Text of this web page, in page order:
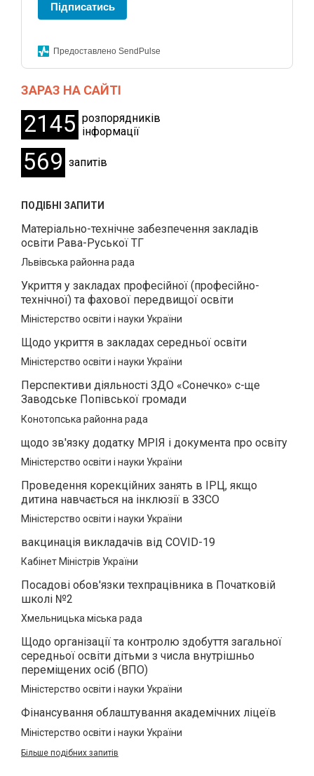
Підписатись
Предоставлено SendPulse
ЗАРАЗ НА САЙТІ
2145 розпорядників
інформації
569 запитів
ПОДІБНІ ЗАПИТИ
Матеріально-технічне забезпечення закладів
освіти Рава-Руської ТГ
Львівська районна рада
Укриття у закладах професійної (професійно-
технічної) та фахової передвищої освіти
Міністерство освіти і науки України
Щодо укриття в закладах середньої освіти
Міністерство освіти і науки України
Перспективи діяльності ЗДО «Сонечко» с-ще
Заводське Попівської громади
Конотопська районна рада
щодо зв'язку додатку МРІЯ і документа про освіту
Міністерство освіти і науки України
Проведення корекційних занять в ІРЦ, якщо
дитина навчається на інклюзії в ЗЗСО
Міністерство освіти і науки України
вакцинація викладачів від COVID-19
Кабінет Міністрів України
Посадові обов'язки техпрацівника в Початковій
школі №2
Хмельницька міська рада
Щодо організації та контролю здобуття загальної
середньої освіти дітьми з числа внутрішньо
переміщених осіб (ВПО)
Міністерство освіти і науки України
Фінансування облаштування академічних ліцеїв
Міністерство освіти і науки України
Більше подібних запитів